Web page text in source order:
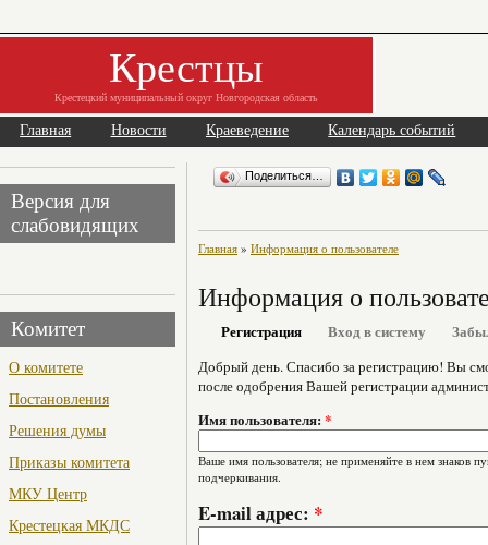
Крестцы
Крестецкий муниципальный округ Новгородская область
Главная Новости Краеведение Календарь событий
Версия для
слабовидящих
Комитет
О комитете
Постановления
Решения думы
Приказы комитета
МКУ Центр
Крестецкая МКДС
Поделиться…
Главная » Информация о пользователе
Информация о
Регистрация Вход в систему
Добрый день. Спасибо за регистрацию! Вы
после одобрения Вашей регистрации
Имя пользователя: *
Ваше имя пользователя; не применяйте в нем знаков
подчеркивания.
E-mail адрес: *